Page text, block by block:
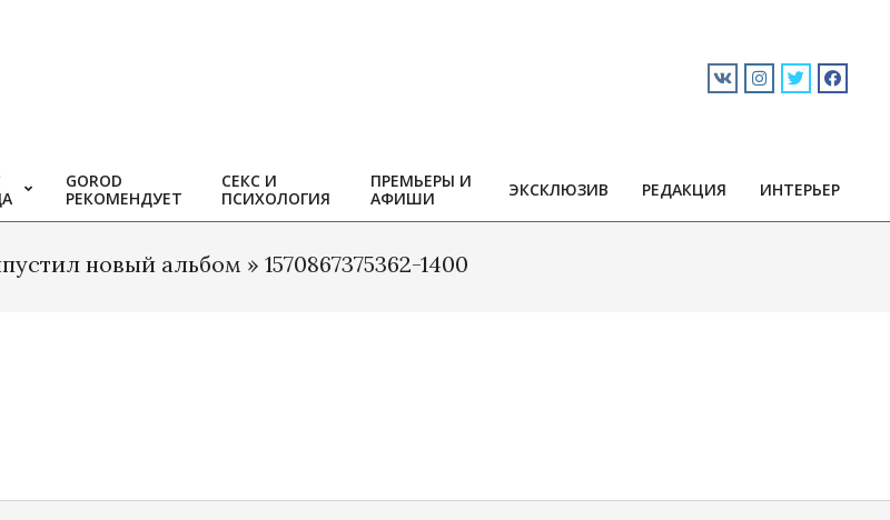
GOROD
РЕКОМЕНДУЕТ
СЕКС И
ПСИХОЛОГИЯ
ПРЕМЬЕРЫ И
АФИШИ
ЭКСКЛЮЗИВ РЕДАКЦИЯ ИНТЕРЬЕР
новый альбом » 1570867375362-1400